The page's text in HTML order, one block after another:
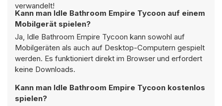
verwandelt!
Kann man Idle Bathroom Empire Tycoon auf einem
Mobilgerät spielen?
Ja, Idle Bathroom Empire Tycoon kann sowohl auf
Mobilgeräten als auch auf Desktop-Computern gespielt
werden. Es funktioniert direkt im Browser und erfordert
keine Downloads.
Kann man Idle Bathroom Empire Tycoon kostenlos
spielen?